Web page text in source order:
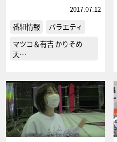
2017.07.12
番組情報
バラエティ
マツコ＆有吉 かりそめ
天…